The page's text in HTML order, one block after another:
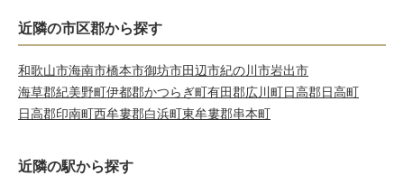
近隣の市区郡から探す
和歌山市海南市橋本市御坊市田辺市紀の川市岩出市
海草郡紀美野町伊都郡かつらぎ町有田郡広川町日高郡日高町
日高郡印南町西牟婁郡白浜町東牟婁郡串本町
近隣の駅から探す